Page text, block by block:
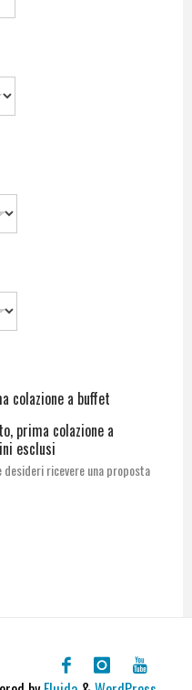
colazione a buffet
prima colazione a
esclusi
ricevere una proposta